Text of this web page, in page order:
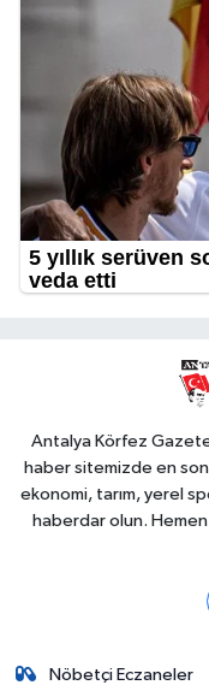
Antalya Körfez
haber sitemizde en
ekonomi, tarım, yerel
haberdar olun. Hemen
Nöbetçi Eczaneler